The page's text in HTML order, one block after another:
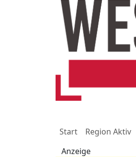
Start Region Aktiv
Anzeige